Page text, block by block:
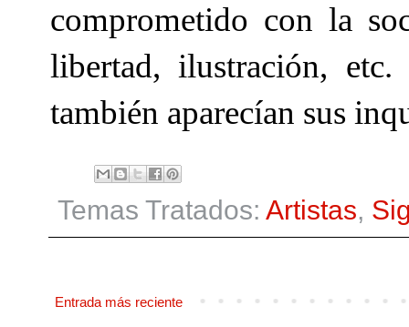
comprometido con la
libertad,ilustración, etc.
también aparecían sus
Temas Tratados: Artistas,
Entrada más reciente